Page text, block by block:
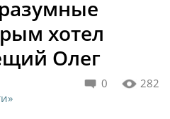
хотел
Олег
0 282